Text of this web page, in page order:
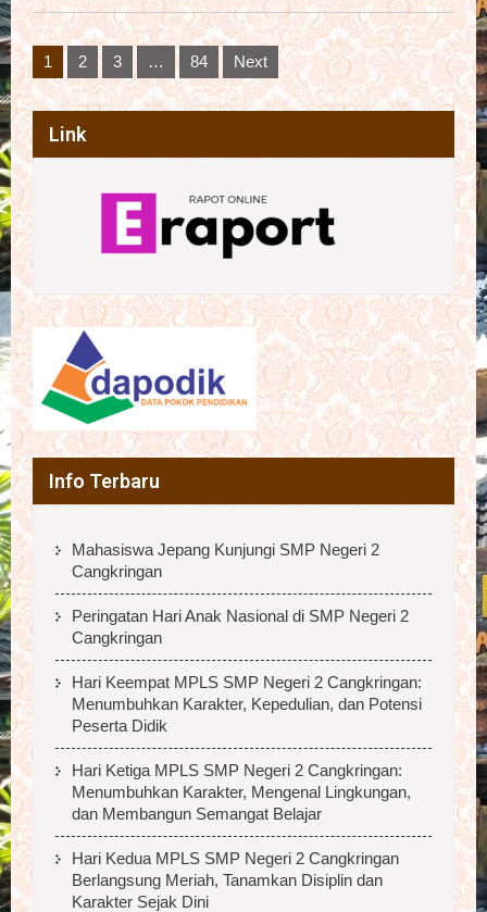
Posts
pagination
1 2 3 … 84 Next
Link
Info Terbaru
Mahasiswa Jepang Kunjungi SMP Negeri 2
Cangkringan
Peringatan Hari Anak Nasional di SMP Negeri 2
Cangkringan
Hari Keempat MPLS SMP Negeri 2 Cangkringan:
Menumbuhkan Karakter, Kepedulian, dan Potensi
Peserta Didik
Hari Ketiga MPLS SMP Negeri 2 Cangkringan:
Menumbuhkan Karakter, Mengenal Lingkungan,
dan Membangun Semangat Belajar
Hari Kedua MPLS SMP Negeri 2 Cangkringan
Berlangsung Meriah, Tanamkan Disiplin dan
Karakter Sejak Dini